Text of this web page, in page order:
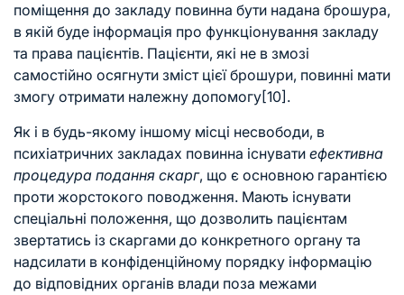
поміщення до закладу повинна бути надана брошура,
в якій буде інформація про функціонування закладу
та права пацієнтів. Пацієнти, які не в змозі
самостійно осягнути зміст цієї брошури, повинні мати
змогу отримати належну допомогу[10] .
Як і в будь-якому іншому місці несвободи, в
психіатричних закладах повинна існувати ефективна
процедура подання скарг, що є основною гарантією
проти жорстокого поводження. Мають існувати
спеціальні положення, що дозволить пацієнтам
звертатись із скаргами до конкретного органу та
надсилати в конфіденційному порядку інформацію
до відповідних органів влади поза межами